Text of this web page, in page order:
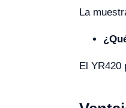
La
El YR420